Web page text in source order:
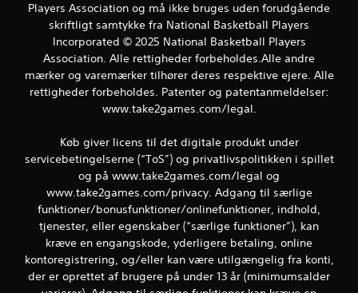
Players Association og må ikke bruges uden forudgående
skriftligt samtykke fra National Basketball Players
Incorporated © 2025 National Basketball Players
Association. Alle rettigheder forbeholdes.Alle andre
mærker og varemærker tilhører deres respektive ejere. Alle
rettigheder forbeholdes. Patenter og patentanmeldelser:
www.take2games.com/legal.
Køb giver licens til det digitale produkt under
servicebetingelserne (“ToS”) og privatlivspolitikken i spillet
og på www.take2games.com/legal og
www.take2games.com/privacy. Adgang til særlige
funktioner/bonusfunktioner/onlinefunktioner, indhold,
tjenester, eller egenskaber (“særlige funktioner”), kan
kræve en engangskode, yderligere betaling, online
kontoregistrering, og/eller kan være utilgængelig fra konti,
der er oprettet af brugere på under 13 år (minimumsalder